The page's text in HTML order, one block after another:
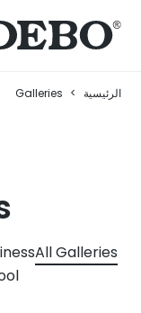
الرئيسية >
Galleries
All Galleries